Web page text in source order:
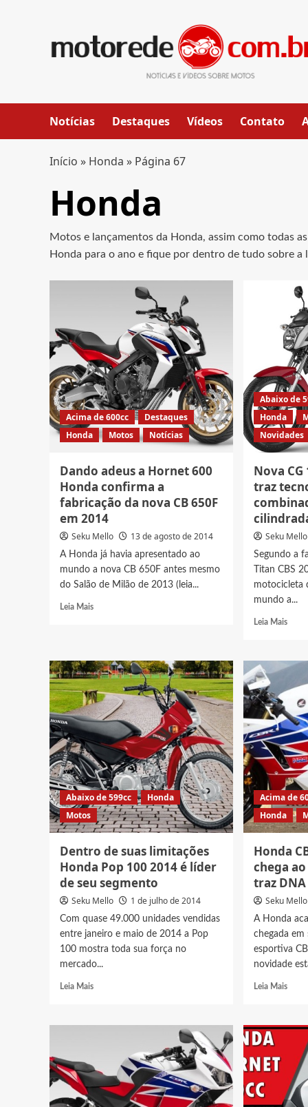
Notícias Destaques Vídeos Contato
Início » Honda » Página 67
Honda
Motos e lançamentos da Honda, assim como todas
Honda para o ano e fique por dentro de tudo sobre a
Acima de 600cc
Destaques
Honda
Motos Notícias
Dando adeus a Hornet 600
Honda confirma a
fabricação da nova CB 650F
em 2014
Seku Mello 13 de agosto de 2014
A Honda já havia apresentado ao
mundo a nova CB 650F antes mesmo
do Salão de Milão de 2013 (leia...
Leia MaisRead
a
600
Honda
confirma
a
fabricação
da
nova
CB
650F
em
2014
Abaixo de
Honda
Novidades
Nova CG
traz
Seku Mello
Segundo a
Titan CBS
motocicleta
mundo a...
Leia MaisRead
Nova
150
Titan
CBS
2015
traz
de
freios
para
as
Abaixo de 599cc
Honda
Motos
Dentro de suas limitações
Honda Pop 100 2014 é líder
de seu segmento
Seku Mello 1 de julho de 2014
Com quase 49.000 unidades vendidas
entre janeiro e maio de 2014 a Pop
100 mostra toda sua força no
mercado...
Leia MaisRead
Dentro
limitações
Honda
Pop
100
Acima de
Honda
Honda
chega
traz
Seku Mello
A Honda
chegada em
esportiva
novidade
Leia MaisRead
2014
chega
ao
Brasil